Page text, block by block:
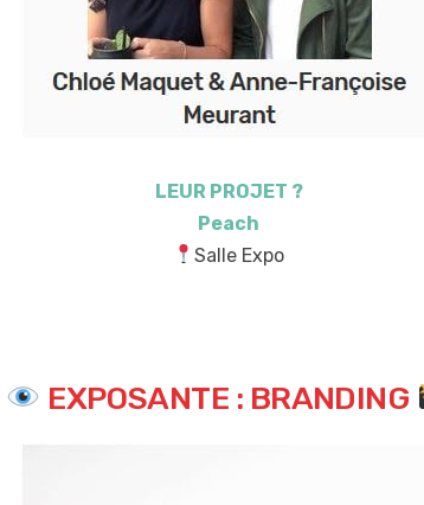
LEUR PROJET ?
Peach
Salle Expo
EXPOSANTE : BRANDING